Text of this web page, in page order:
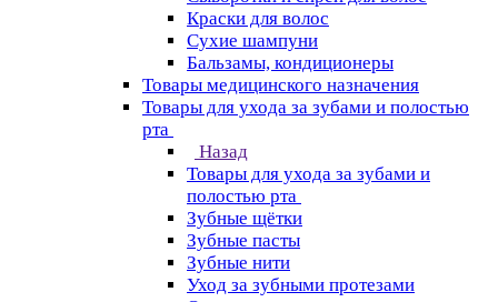
Краски для волос
Сухие шампуни
Бальзамы, кондиционеры
Товары медицинского назначения
Товары для ухода за зубами и полостью
рта
Назад
Товары для ухода за зубами и
полостью рта
Зубные щётки
Зубные пасты
Зубные нити
Уход за зубными протезами